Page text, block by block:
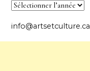
info@artsetculture.ca